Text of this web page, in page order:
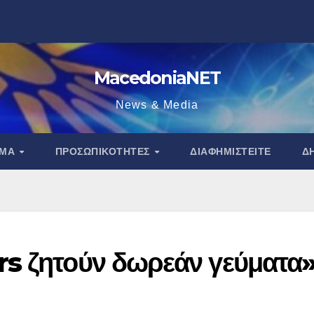
MacedoniaNET
News & Media
ΠΡΟΣΩΠΙΚΌΤΗΤΕΣ ΔΙΑΦΗΜΙΣΤΕΊΤΕ
δωρεάν